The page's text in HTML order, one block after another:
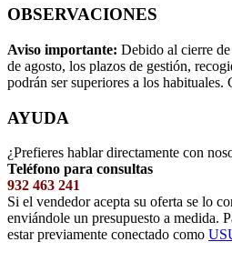
OBSERVACIONES
Aviso importante: Debido al cierre
de agosto, los plazos de gestión,
podrán ser superiores a los habituales.
AYUDA
¿Prefieres hablar directamente con
Teléfono para consultas
932 463 241
Si el vendedor acepta su oferta se lo
enviándole un presupuesto a medida.
estar previamente conectado como